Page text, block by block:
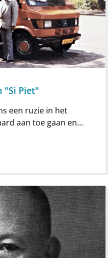
"Si Piet"
een ruzie in het
aan toe gaan en
kamp aan mee deed.